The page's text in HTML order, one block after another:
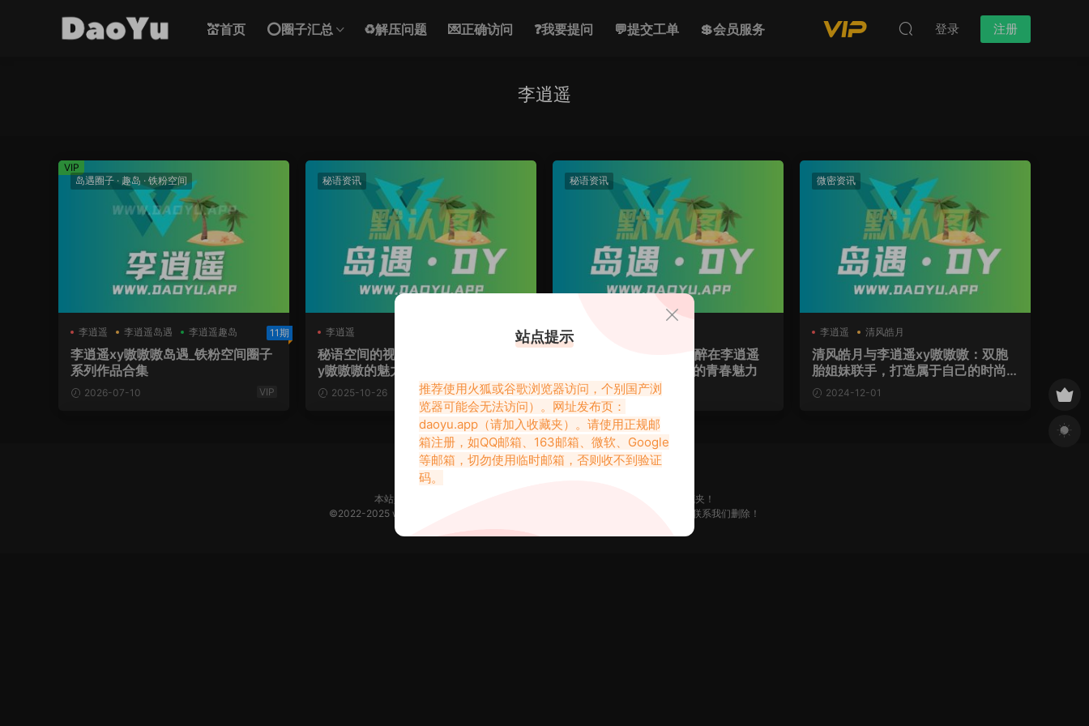
💒首页 ⭕圈子汇总 ♻解压问题 💌正确访问 ❓我要提问 💬提交工单 💲会员服务 登录 注册
李逍遥
岛遇圈子 · 趣岛 · 铁粉空间
李逍遥 李逍遥岛遇 李逍遥趣岛 11期
李逍遥xy嗷嗷嗷岛遇_铁粉空间圈子
系列作品合集
2026-07-10 VIP
VIP
秘语资讯
李逍遥
秘语空间的视觉盛宴：探寻李逍遥x
y嗷嗷嗷的魅力世界
2025-10-26
秘语资讯
李逍遥
颜值与活力的碰撞：沉醉在李逍遥
“秘语空间”，感受极致的青春魅力
2025-10-26
微密资讯
李逍遥 清风皓月
清风皓月与李逍遥xy嗷嗷嗷：双胞
胎姐妹联手，打造属于自己的时尚
世界2024-12-01
本站是只搬运福利但不生产福利。如果你觉得本站做的不错，请添加到收藏夹！
©2022-2025 www.daoyu.app 所有文章均收集于网络，若侵犯了您的合法权益，请联系我们删除！
站点提示
推荐使用火狐或谷歌浏览器访问，个别国产浏
览器可能会无法访问）。网址发布页：
daoyu.app （请加入收藏夹）。请使用正规邮
箱注册，如QQ邮箱、163邮箱、微软、Google
等邮箱，切勿使用临时邮箱，否则收不到验证
码。